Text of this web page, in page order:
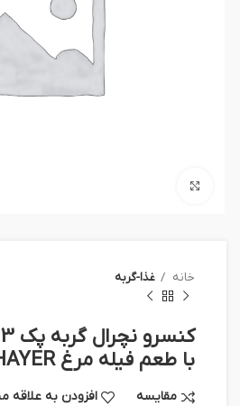
خانه غذا-گربه
با طعم فيله مرغ SHAYER
مقایسه افزودن به علاقه